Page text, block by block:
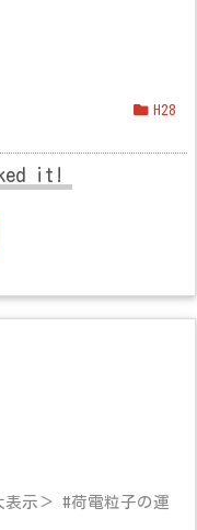
H28
it!
表示＞ #荷電粒子の運